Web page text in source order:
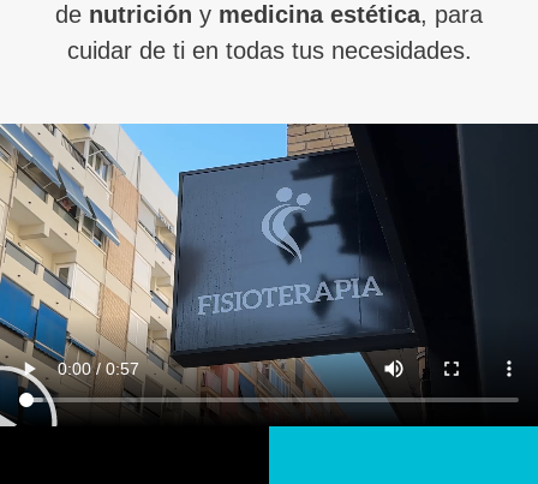
de nutrición y medicina estética, para
cuidar de ti en todas tus necesidades.